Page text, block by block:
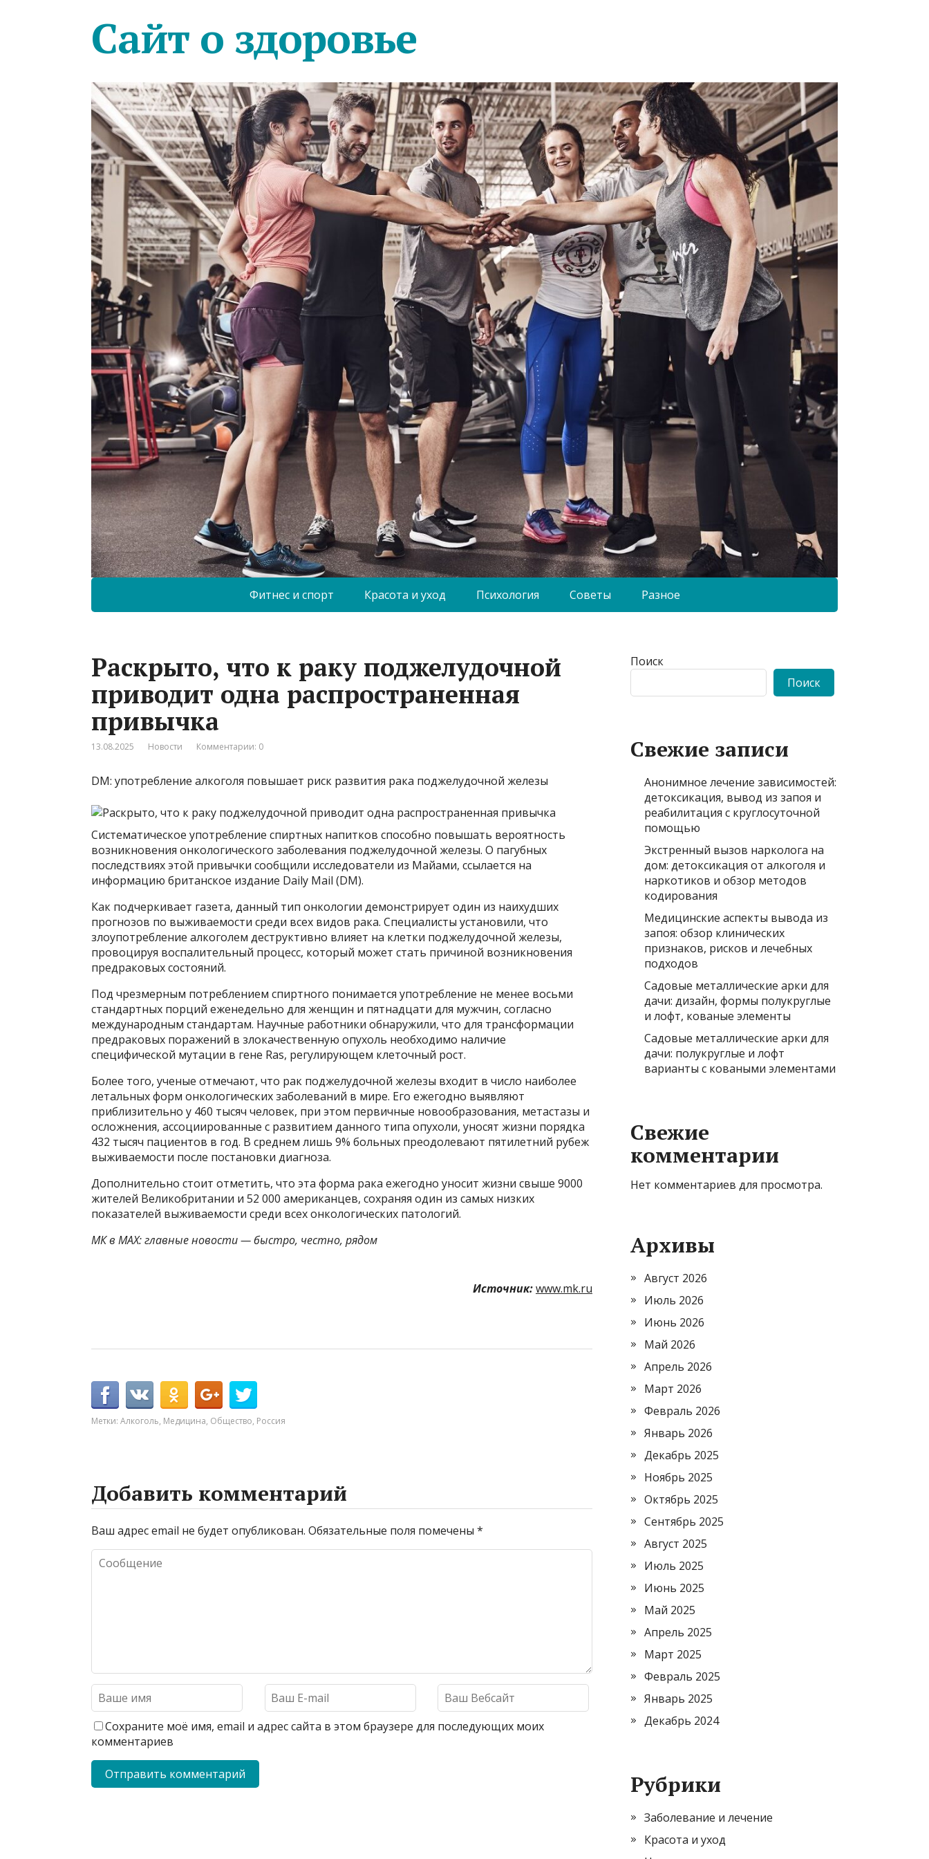
Сайт о здоровье
Фитнес и спорт Красота и уход Психология Советы Разное
Раскрыто, что к раку поджелудочной
приводит одна распространенная
привычка
13.08.2025 Новости Комментарии: 0
DM: употребление алкоголя повышает риск развития рака поджелудочной железы
Систематическое употребление спиртных напитков способно повышать вероятность
возникновения онкологического заболевания поджелудочной железы. О пагубных
последствиях этой привычки сообщили исследователи из Майами, ссылается на
информацию британское издание Daily Mail (DM).
Как подчеркивает газета, данный тип онкологии демонстрирует один из наихудших
прогнозов по выживаемости среди всех видов рака. Специалисты установили, что
злоупотребление алкоголем деструктивно влияет на клетки поджелудочной железы,
провоцируя воспалительный процесс, который может стать причиной возникновения
предраковых состояний.
Под чрезмерным потреблением спиртного понимается употребление не менее восьми
стандартных порций еженедельно для женщин и пятнадцати для мужчин, согласно
международным стандартам. Научные работники обнаружили, что для трансформации
предраковых поражений в злокачественную опухоль необходимо наличие
специфической мутации в гене Ras, регулирующем клеточный рост.
Более того, ученые отмечают, что рак поджелудочной железы входит в число наиболее
летальных форм онкологических заболеваний в мире. Его ежегодно выявляют
приблизительно у 460 тысяч человек, при этом первичные новообразования, метастазы и
осложнения, ассоциированные с развитием данного типа опухоли, уносят жизни порядка
432 тысяч пациентов в год. В среднем лишь 9% больных преодолевают пятилетний рубеж
выживаемости после постановки диагноза.
Дополнительно стоит отметить, что эта форма рака ежегодно уносит жизни свыше 9000
жителей Великобритании и 52 000 американцев, сохраняя один из самых низких
показателей выживаемости среди всех онкологических патологий.
МК в MAX: главные новости — быстро, честно, рядом
Источник:www.mk.ru
Метки: Алкоголь, Медицина, Общество, Россия
Добавить комментарий
Ваш адрес email не будет опубликован. Обязательные поля помечены *
Сохраните моё имя, email и адрес сайта в этом браузере для последующих моих
комментариев
Поиск
Поиск
Свежие записи
Анонимное лечение зависимостей:
детоксикация, вывод из запоя и
реабилитация с круглосуточной
помощью
Экстренный вызов нарколога на
дом: детоксикация от алкоголя и
наркотиков и обзор методов
кодирования
Медицинские аспекты вывода из
запоя: обзор клинических
признаков, рисков и лечебных
подходов
Садовые металлические арки для
дачи: дизайн, формы полукруглые
и лофт, кованые элементы
Садовые металлические арки для
дачи: полукруглые и лофт
варианты с коваными элементами
Свежие
комментарии
Нет комментариев для просмотра.
Архивы
Август 2026
Июль 2026
Июнь 2026
Май 2026
Апрель 2026
Март 2026
Февраль 2026
Январь 2026
Декабрь 2025
Ноябрь 2025
Октябрь 2025
Сентябрь 2025
Август 2025
Июль 2025
Июнь 2025
Май 2025
Апрель 2025
Март 2025
Февраль 2025
Январь 2025
Декабрь 2024
Рубрики
Заболевание и лечение
Красота и уход